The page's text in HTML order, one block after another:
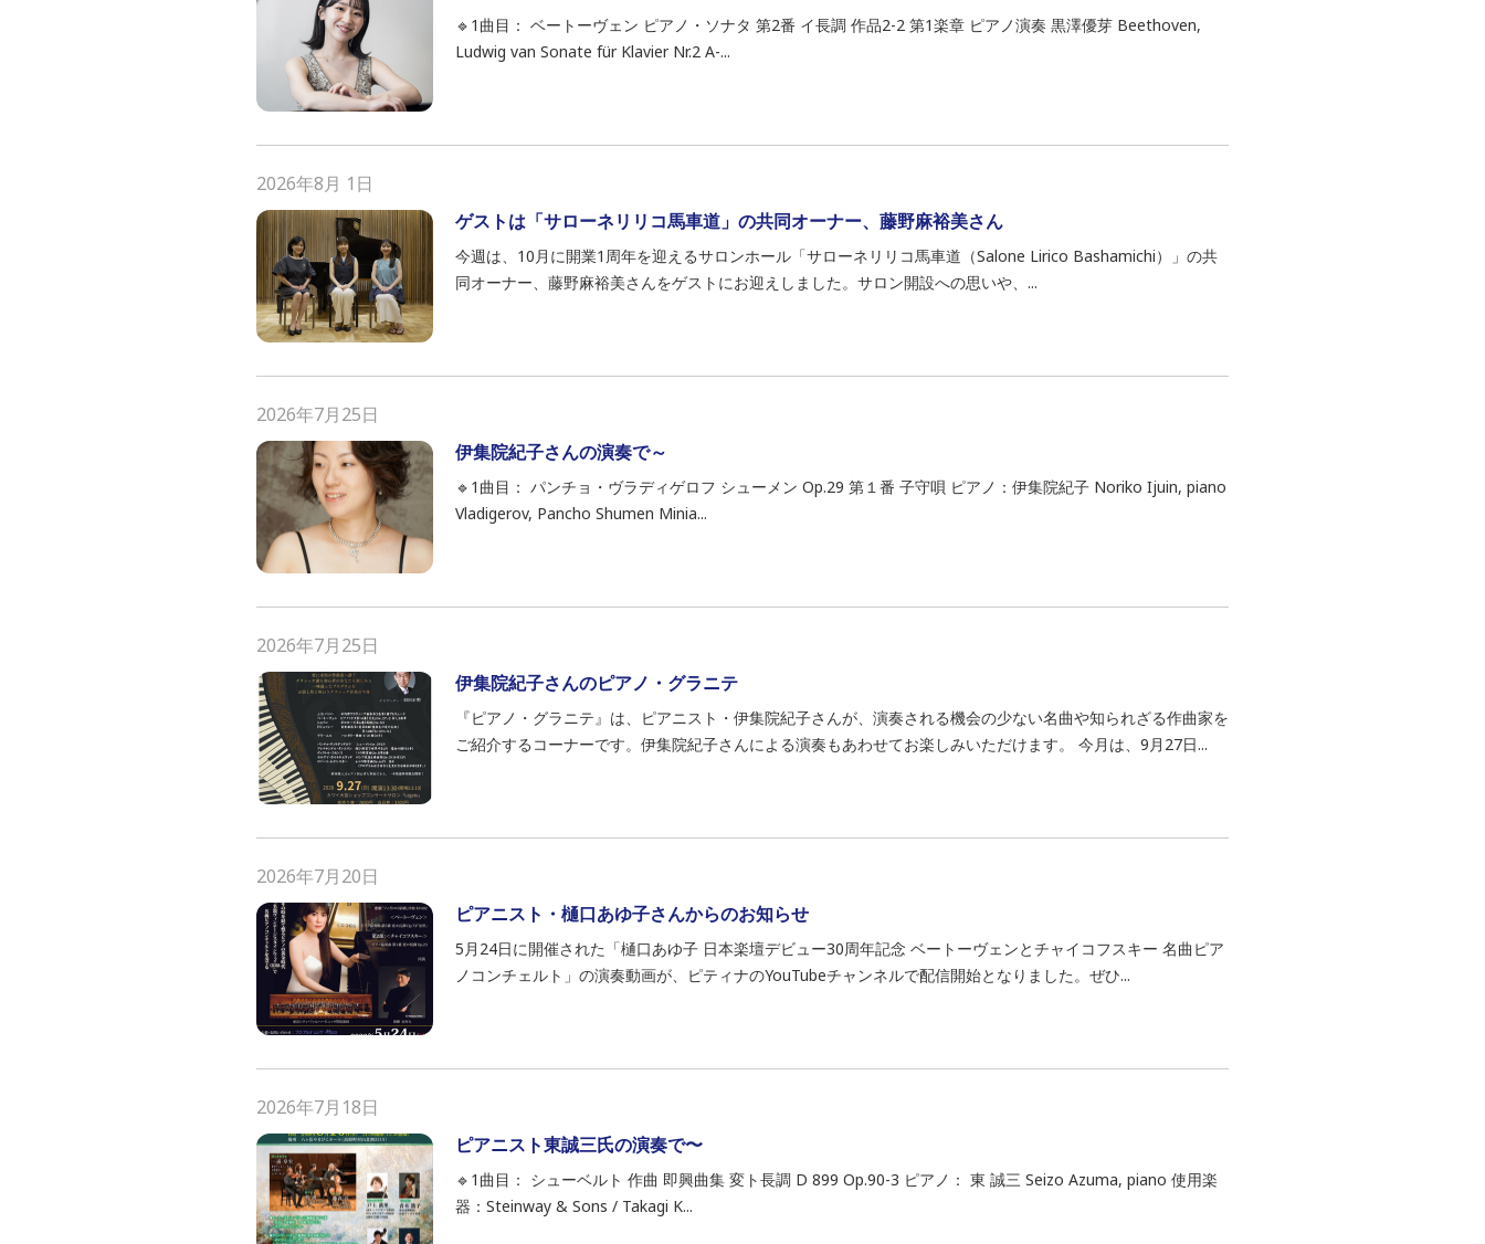
🔹1曲目： ベートーヴェン ピアノ・ソナタ 第2番 イ長調 作品2-2 第1楽章 ピアノ演奏 黒澤優芽 Beethoven,
Ludwig van Sonate für Klavier Nr.2 A-...
2026年8月 1日
ゲストは「サローネリリコ馬車道」の共同オーナー、藤野麻裕美さん
今週は、10月に開業1周年を迎えるサロンホール「サローネリリコ馬車道（Salone Lirico Bashamichi）」の共
同オーナー、藤野麻裕美さんをゲストにお迎えしました。サロン開設への思いや、...
2026年7月25日
伊集院紀子さんの演奏で～
🔹1曲目： パンチョ・ヴラディゲロフ シューメン Op.29 第１番 子守唄 ピアノ：伊集院紀子 Noriko Ijuin, piano
Vladigerov, Pancho Shumen Minia...
2026年7月25日
伊集院紀子さんのピアノ・グラニテ
『ピアノ・グラニテ』は、ピアニスト・伊集院紀子さんが、演奏される機会の少ない名曲や知られざる作曲家を
ご紹介するコーナーです。伊集院紀子さんによる演奏もあわせてお楽しみいただけます。 今月は、9月27日...
2026年7月20日
ピアニスト・樋口あゆ子さんからのお知らせ
5月24日に開催された「樋口あゆ子 日本楽壇デビュー30周年記念 ベートーヴェンとチャイコフスキー 名曲ピア
ノコンチェルト」の演奏動画が、ピティナのYouTubeチャンネルで配信開始となりました。ぜひ...
2026年7月18日
ピアニスト東誠三氏の演奏で〜
🔹1曲目： シューベルト 作曲 即興曲集 変ト長調 D 899 Op.90-3 ピアノ： 東 誠三 Seizo Azuma, piano 使用楽
器：Steinway & Sons / Takagi K...